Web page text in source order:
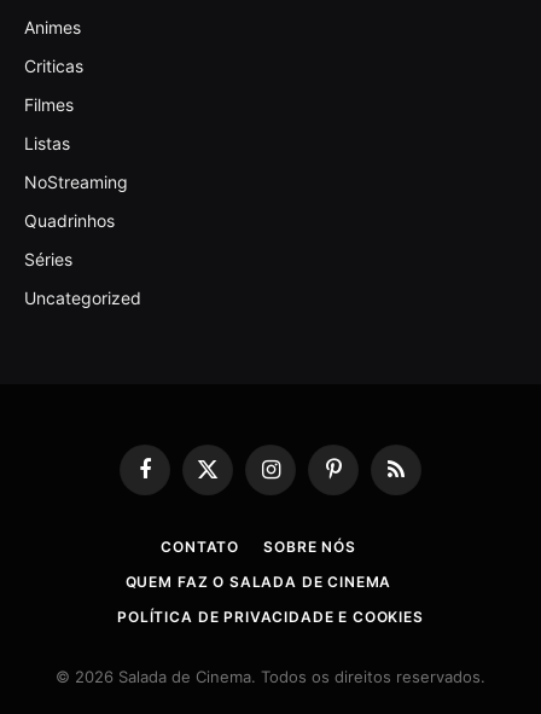
Animes
Criticas
Filmes
Listas
NoStreaming
Quadrinhos
Séries
Uncategorized
Facebook
X
InstagramPinterestRSS
CONTATO
SOBRE NÓS
QUEM FAZ O SALADA DE CINEMA
POLÍTICA DE PRIVACIDADE E COOKIES
© 2026 Salada de Cinema. Todos os direitos reservados.